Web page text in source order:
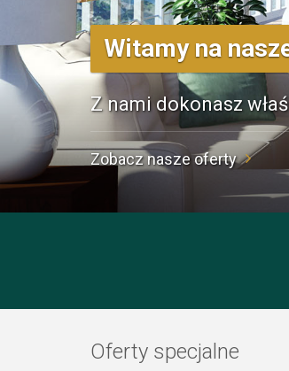
Witamy na
Z nami dokonasz
Zobacz nasze oferty
Oferty specjalne